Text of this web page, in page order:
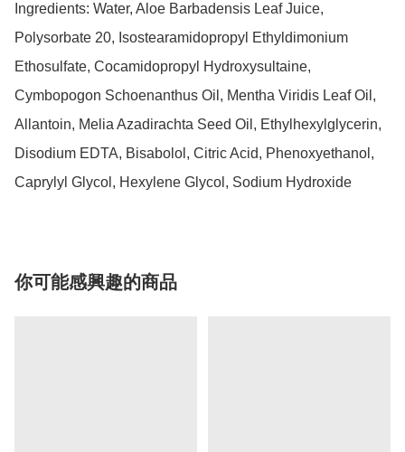
Ingredients: Water, Aloe Barbadensis Leaf Juice,
Polysorbate 20, Isostearamidopropyl Ethyldimonium
Ethosulfate, Cocamidopropyl Hydroxysultaine,
Cymbopogon Schoenanthus Oil, Mentha Viridis Leaf Oil,
Allantoin, Melia Azadirachta Seed Oil, Ethylhexylglycerin,
Disodium EDTA, Bisabolol, Citric Acid, Phenoxyethanol,
Caprylyl Glycol, Hexylene Glycol, Sodium Hydroxide
你可能感興趣的商品